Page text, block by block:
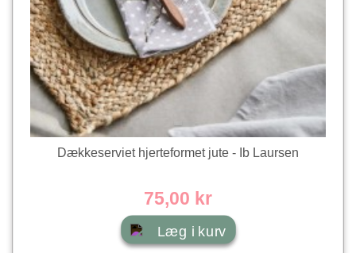
Dækkeserviet hjerteformet jute - Ib Laursen
75,00 kr
Læg i kurv